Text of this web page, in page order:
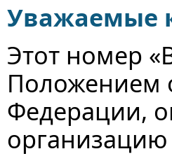
Уважаемые
Этот номер
Положением
Федерации,
организацию